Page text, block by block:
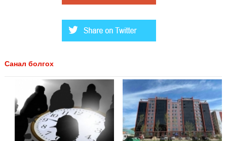
Санал болгох